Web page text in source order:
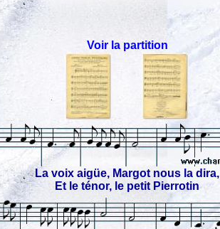
Voir la partition
La voix aigüe, Margot nous la dira,
Et le ténor, le petit Pierrotin